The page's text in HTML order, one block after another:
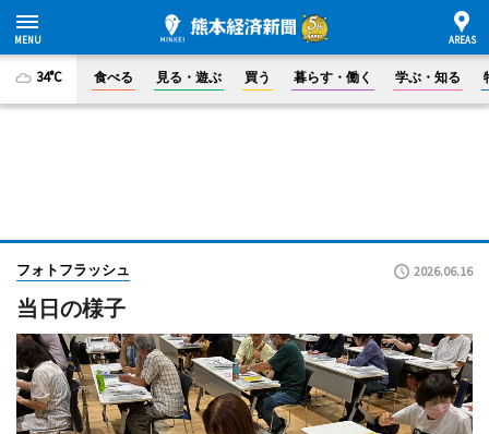
34°C 食べる 見る・遊ぶ 買う 暮らす・働く 学ぶ・知る
フォトフラッシュ 2026.06.16
当日の様子